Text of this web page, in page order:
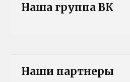
Наша группа ВК
Наши партнеры